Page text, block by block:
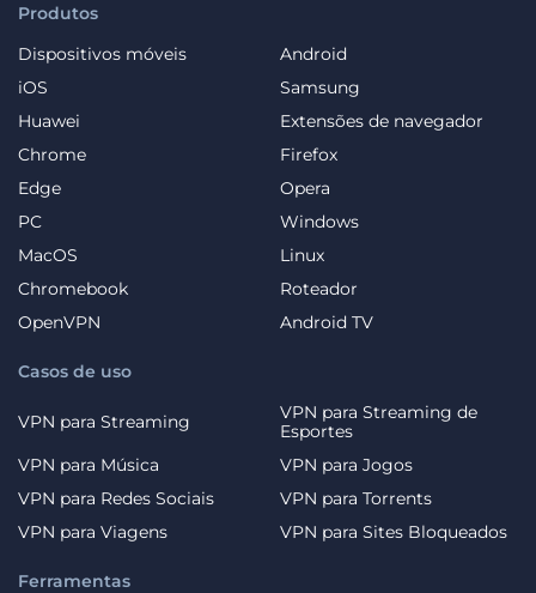
Produtos
Dispositivos móveis
Android
iOS
Samsung
Huawei
Extensões de navegador
Chrome
Firefox
Edge
Opera
PC
Windows
MacOS
Linux
Chromebook
Roteador
OpenVPN
Android TV
Casos de uso
VPN para Streaming
VPN para Streaming de
Esportes
VPN para Música
VPN para Jogos
VPN para Redes Sociais
VPN para Torrents
VPN para Viagens
VPN para Sites Bloqueados
Ferramentas